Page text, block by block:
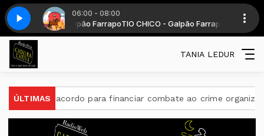
06:00 - 08:00
- Galpão FarrapoTIO CHICO - Galpão Farrapo diariamente das 6
Galpão farrapo - Parte 7
RENATO LEDUR EU SOU DO SUL SEM FRONTEIRAS - DALMIR LEDUR
TANIA LEDUR
ÚLTIMAS
acordo para financiar combate ao crime organizado TSE